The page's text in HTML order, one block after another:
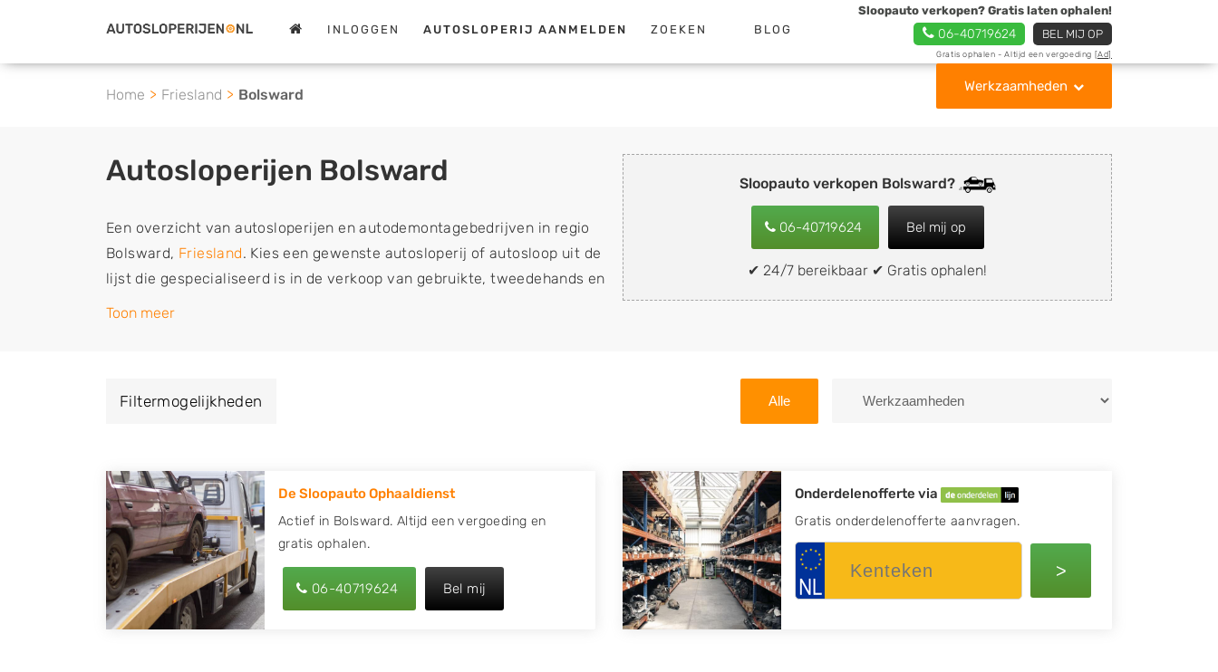
INLOGGEN AUTOSLOPERIJ AANMELDEN ZOEKEN BLOG
Sloopauto verkopen? Gratis laten ophalen!
06-40719624 BEL MIJ OP
Gratis ophalen - Altijd een vergoeding [Ad]
Werkzaamheden
Home Friesland Bolsward
Sloopauto verkopen Bolsward?
06-40719624 Bel mij op
✔ 24/7 bereikbaar ✔ Gratis ophalen!
Autosloperijen Bolsward
Een overzicht van autosloperijen en autodemontagebedrijven in regio
Bolsward, Friesland. Kies een gewenste autosloperij of autosloop uit de
lijst die gespecialiseerd is in de verkoop van gebruikte, tweedehands en
sloopauto onderdelen of in de inkoop van sloopauto's, schadeauto's en
of deze liever laten ophalen op een locatie naar keuze? Kies dan voor
Zoekt u liever naar een sloperij in een andere plaats of regio? U vindt
hier alle bedrijven inFriesland . U kunt ookzoekennaar een sloop met
behulp van uw postcode.
U kunt er ook voor kiezen om direct uw sloopauto te verkopen en op te
laten halen door de Sloopauto Ophaaldienst van Autosloperijen.nl. Wij
Toon meer
Filtermogelijkheden Alle
De Sloopauto Ophaaldienst
Actief in Bolsward. Altijd een vergoeding en
gratis ophalen.
06-40719624 Bel mij
Onderdelenofferte via
Gratis onderdelenofferte aanvragen.
>